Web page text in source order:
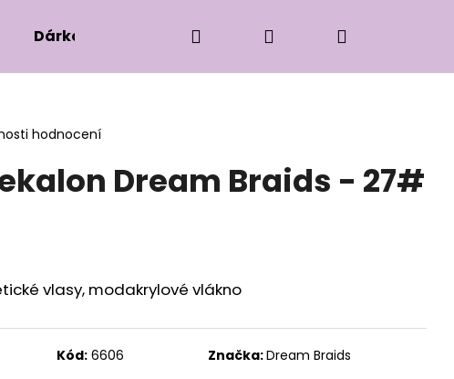
Dárková edice Příslušenství k zaplétání
Přihlášení
hodnocení
Dream Braids - 27#
vlasy, modakrylové vlákno
Kód: 6606 Značka:Dream Braids